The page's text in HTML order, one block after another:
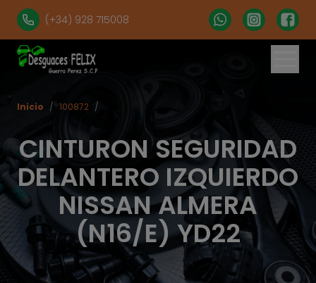
(+34) 928 715008
CINTURON SEGURIDAD
DELANTERO IZQUIERDO
NISSAN ALMERA
(N16/E) YD22
Inicio / 100872 /